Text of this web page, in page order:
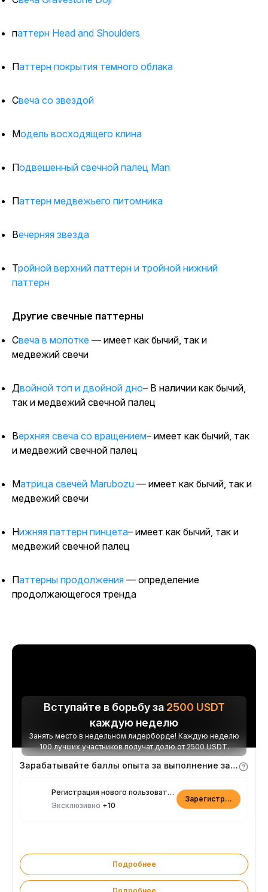
паттерн Head and Shoulders
Паттерн покрытия темного облака
Свеча со звездой
Модель восходящего клина
Подвешенный свечной палец Man
Паттерн медвежьего питомника
Вечерняя звезда
Тройной верхний паттерн и тройной нижний
паттерн
Другие свечные паттерны
Свеча в молотке — имеет как бычий, так и
медвежий свечи
Двойной топ и двойной дно– В наличии как бычий,
так и медвежий свечной палец
Верхняя свеча со вращением– имеет как бычий, так
и медвежий свечной палец
Матрица свечей Marubozu — имеет как бычий, так и
медвежий свечи
Нижняя паттерн пинцета– имеет как бычий, так и
медвежий свечной палец
Паттерны продолжения — определение
продолжающегося тренда
Вступайте в борьбу за 2500 USDT
каждую неделю
Занять место в недельном лидерборде! Каждую неделю
100 лучших участников получат долю от 2500 USDT.
Зарабатывайте баллы опыта за выполнение заданий
Регистрация нового пользователя
Эксклюзивно +10
Зарегистрироваться
Подробнее